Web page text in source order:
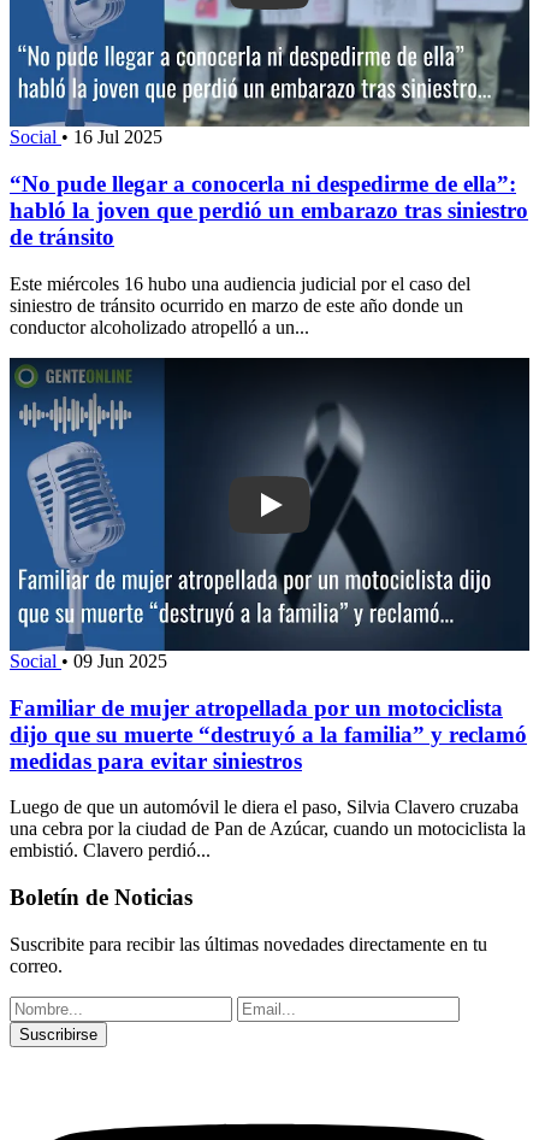
Social • 16 Jul 2025
“No pude llegar a conocerla ni despedirme de ella”:
habló la joven que perdió un embarazo tras siniestro
de tránsito
Este miércoles 16 hubo una audiencia judicial por el caso del
siniestro de tránsito ocurrido en marzo de este año donde un
conductor alcoholizado atropelló a un...
Play: Familiar de mujer atropellada
Social • 09 Jun 2025
Familiar de mujer atropellada por un motociclista
dijo que su muerte “destruyó a la familia” y reclamó
medidas para evitar siniestros
Luego de que un automóvil le diera el paso, Silvia Clavero cruzaba
una cebra por la ciudad de Pan de Azúcar, cuando un motociclista la
embistió. Clavero perdió...
Boletín de Noticias
Suscribite para recibir las últimas novedades directamente en tu
correo.
Suscribirse